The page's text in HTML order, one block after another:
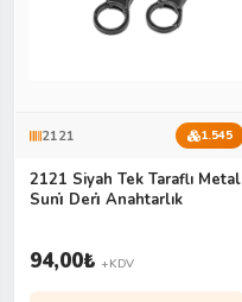
2121 1.545
2121 Siyah Tek Taraflı Metal
Suni̇ Deri̇ Anahtarlık
94,00₺ +KDV